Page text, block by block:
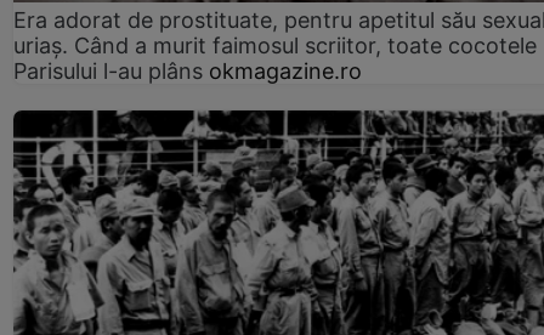
Era adorat de prostituate, pentru apetitul său
uriaș. Când a murit faimosul scriitor, toate cocotele
Parisului l-au plâns okmagazine.ro